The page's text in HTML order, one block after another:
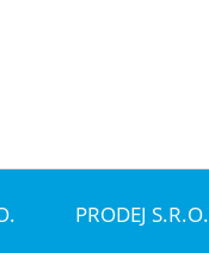
PRODEJ S.R.O.